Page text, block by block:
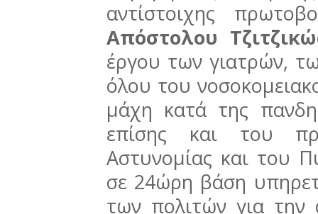
αντίστοιχης
Απόστολου
έργου των γιατρών,
όλου του
μάχη κατά της
επίσης και του
Αστυνομίας και του
σε 24ώρη βάση
των πολιτών για την